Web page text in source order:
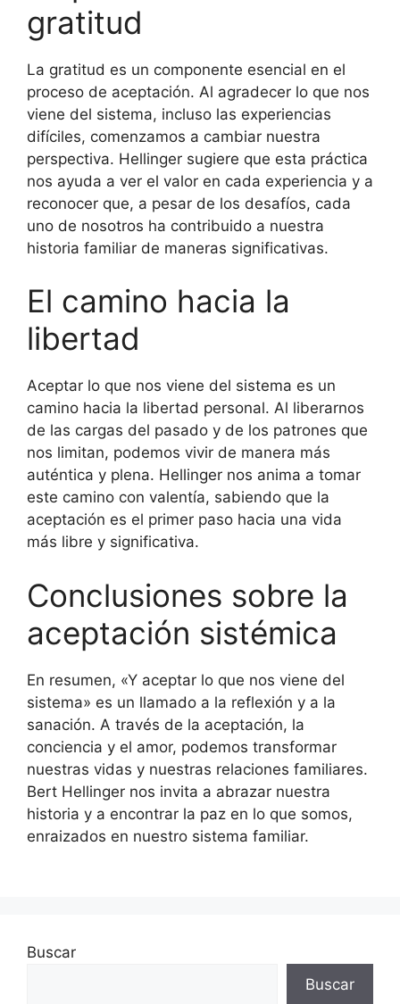
gratitud
La gratitud es un componente esencial en el
proceso de aceptación. Al agradecer lo que nos
viene del sistema, incluso las experiencias
difíciles, comenzamos a cambiar nuestra
perspectiva. Hellinger sugiere que esta práctica
nos ayuda a ver el valor en cada experiencia y a
reconocer que, a pesar de los desafíos, cada
uno de nosotros ha contribuido a nuestra
historia familiar de maneras significativas.
El camino hacia la
libertad
Aceptar lo que nos viene del sistema es un
camino hacia la libertad personal. Al liberarnos
de las cargas del pasado y de los patrones que
nos limitan, podemos vivir de manera más
auténtica y plena. Hellinger nos anima a tomar
este camino con valentía, sabiendo que la
aceptación es el primer paso hacia una vida
más libre y significativa.
Conclusiones sobre la
aceptación sistémica
En resumen, «Y aceptar lo que nos viene del
sistema» es un llamado a la reflexión y a la
sanación. A través de la aceptación, la
conciencia y el amor, podemos transformar
nuestras vidas y nuestras relaciones familiares.
Bert Hellinger nos invita a abrazar nuestra
historia y a encontrar la paz en lo que somos,
enraizados en nuestro sistema familiar.
Buscar
Buscar